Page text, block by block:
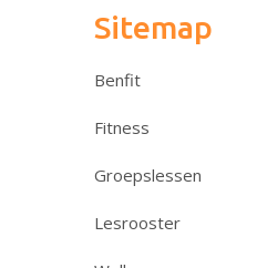
Sitemap
Benfit
Fitness
Groepslessen
Lesrooster